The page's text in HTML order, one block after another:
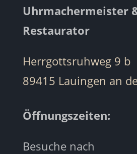
Uhrmachermeister
Restaurator
Herrgottsruhweg 9 b
89415 Lauingen an
Öffnungszeiten:
Besuche nach